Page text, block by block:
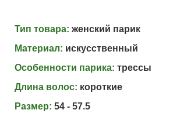
Тип товара: женский парик
Материал: искусственный
Особенности парика: трессы
Длина волос: короткие
Размер: 54 - 57.5